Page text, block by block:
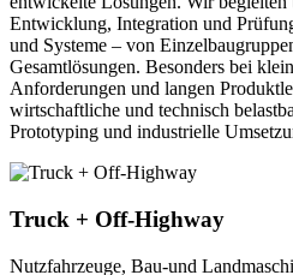
Entwicklung, Integration und
und Systeme – von
Gesamtlösungen. Besonders bei
Anforderungen und langen
wirtschaftliche und technisch
Prototyping und industrielle
Truck + Off-Highway
Nutzfahrzeuge, Bau-und